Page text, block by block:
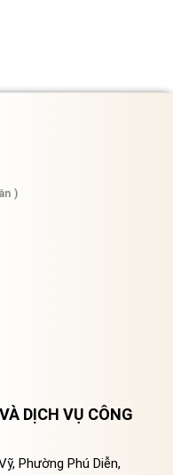
)
DỊCH VỤ CÔNG
Phường Phú Diễn,